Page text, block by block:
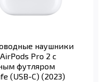
наушники
Pro 2 с
футляром
(USB-C) (2023)